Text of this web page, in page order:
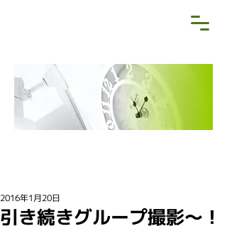
引き続きグループ撮影〜！
2016年1月20日